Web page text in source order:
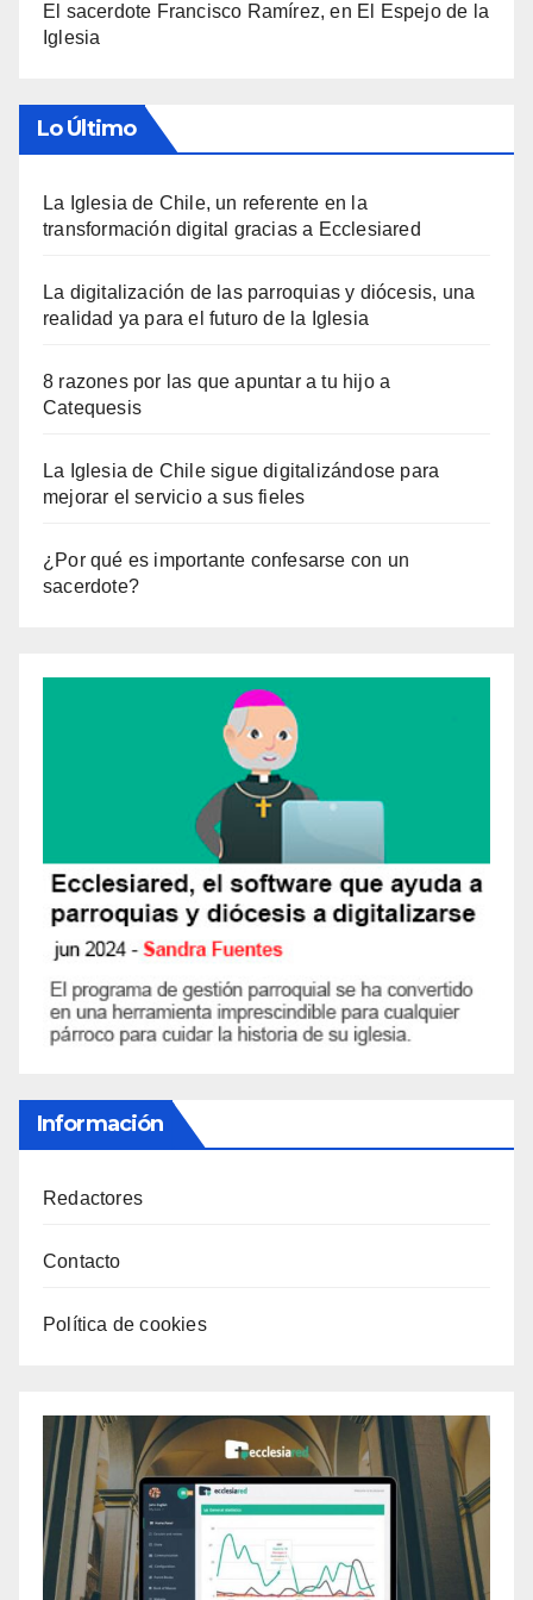
El sacerdote Francisco Ramírez, en El Espejo de la
Iglesia
Lo Último
La Iglesia de Chile, un referente en la
transformación digital gracias a Ecclesiared
La digitalización de las parroquias y diócesis, una
realidad ya para el futuro de la Iglesia
8 razones por las que apuntar a tu hijo a
Catequesis
La Iglesia de Chile sigue digitalizándose para
mejorar el servicio a sus fieles
¿Por qué es importante confesarse con un
sacerdote?
Información
Redactores
Contacto
Política de cookies